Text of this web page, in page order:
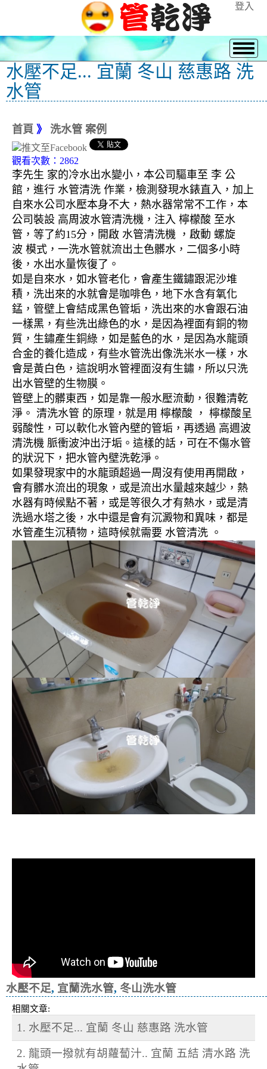
登入
水壓不足... 宜蘭 冬山 慈惠路 洗
水管
首頁 》 洗水管 案例
觀看次數：2862
李先生 家的冷水出水變小，本公司驅車至 李 公
館，進行 水管清洗 作業，檢測發現水錶直入，加上
自來水公司水壓本身不大，熱水器常常不工作，本
公司裝設 高周波水管清洗機，注入 檸檬酸 至水
管，等了約15分，開啟 水管清洗機 ，啟動 螺旋
波 模式，一洗水管就流出土色髒水，二個多小時
後，水出水量恢復了。
如是自來水，如水管老化，會產生鐵鏽跟泥沙堆
積，洗出來的水就會是咖啡色，地下水含有氧化
錳，管壁上會結成黑色管垢，洗出來的水會跟石油
一樣黑，有些洗出綠色的水，是因為裡面有銅的物
質，生鏽產生銅綠，如是藍色的水，是因為水龍頭
合金的養化造成，有些水管洗出像洗米水一樣，水
會是黃白色，這說明水管裡面沒有生鏽，所以只洗
出水管壁的生物膜。
管壁上的髒東西，如是靠一般水壓流動，很難清乾
淨。 清洗水管 的原理，就是用 檸檬酸 ， 檸檬酸呈
弱酸性，可以軟化水管內壁的管垢，再透過 高週波
清洗機 脈衝波沖出汙垢。這樣的話，可在不傷水管
的狀況下，把水管內壁洗乾淨。
如果發現家中的水龍頭超過一周沒有使用再開啟，
會有髒水流出的現象，或是流出水量越來越少，熱
水器有時候點不著，或是等很久才有熱水，或是清
洗過水塔之後，水中還是會有沉澱物和異味，都是
水管產生沉積物，這時候就需要 水管清洗 。
水壓不足, 宜蘭洗水管, 冬山洗水管
相關文章:
1. 水壓不足... 宜蘭 冬山 慈惠路 洗水管
2. 龍頭一撥就有胡蘿蔔汁.. 宜蘭 五結 清水路 洗